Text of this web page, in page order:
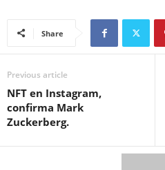
Share
Previous article
NFT en Instagram,
confirma Mark
Zuckerberg.